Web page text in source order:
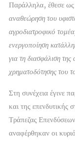
Παράλληλα, έθεσε ως
αναθεώρηση του
αγροδιατροφικό
ενεργοποίηση
για τη διασφάλιση της
χρηματοδότησης του
Στη συνέχεια έγινε
και της επενδυτικής
Τράπεζας
αναφέρθηκαν οι